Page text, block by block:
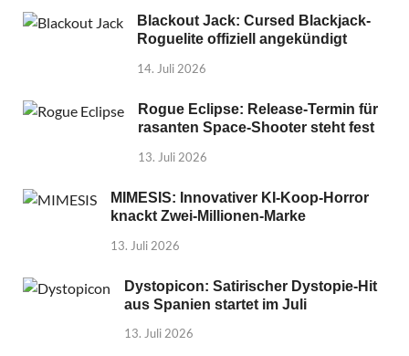
Blackout Jack: Cursed Blackjack-
Roguelite offiziell angekündigt
14. Juli 2026
Rogue Eclipse: Release-Termin für
rasanten Space-Shooter steht fest
13. Juli 2026
MIMESIS: Innovativer KI-Koop-Horror
knackt Zwei-Millionen-Marke
13. Juli 2026
Dystopicon: Satirischer Dystopie-Hit
aus Spanien startet im Juli
13. Juli 2026